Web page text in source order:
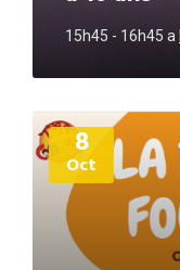
15h45 - 16h45 a
8
Oct
Plus
d'informations